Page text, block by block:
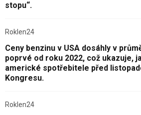
stopu“.
Roklen24
Ceny benzinu v USA dosáhly v
poprvé od roku 2022, což ukazuje,
americké spotřebitele před
Kongresu.
Roklen24